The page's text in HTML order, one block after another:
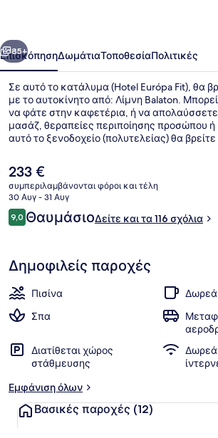
Επόμενο
85+
ΕπισκόπησηΔωμάτιαΤοποθεσίαΠολιτικές
Σε αυτό το κατάλυμα (Hotel Európa Fit), θα
με το αυτοκίνητο από: Λίμνη Balaton.
να φάτε στην καφετέρια, ή να απολαύσσετε
μασάζ, θεραπείες περιποίησης προσώπου
αυτό το ξενοδοχείο (πολυτελείας) θα
Η
τρέχουσα
τιμή
είναι
233 €
233 €
συμπεριλαμβάνονται φόροι και τέλη
30 Αυγ - 31 Αυγ
Σχόλια
9,09,0 στα 10
ΘαυμάσιοΔείτε και τα 116 σχόλια
Δημοφιλείς παροχές
Πισίνα
Σπα
Διατίθεται χώρος
στάθμευσης
Εμφάνιση όλων
Βασικές παροχές (12)